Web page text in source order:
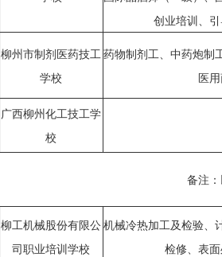
创业培训、
柳州市制剂医药技工
学校
药物制剂工、中药炮制
医
广西柳州化工技工学
校
备注
柳工机械股份有限公
司职业培训学校
机械冷热加工及检验、
检修、表